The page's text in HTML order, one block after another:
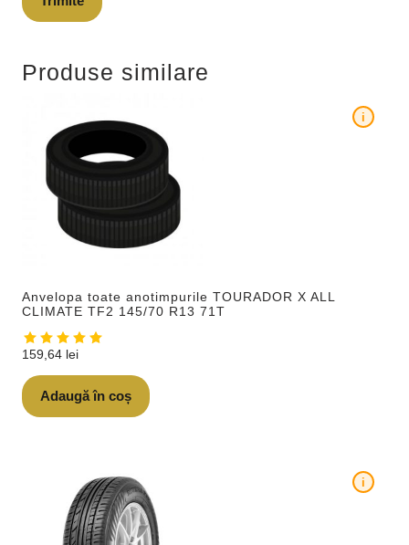
Produse similare
Anvelopa toate anotimpurile TOURADOR X ALL
CLIMATE TF2 145/70 R13 71T
i
159,64 lei
Adaugă în coș
i